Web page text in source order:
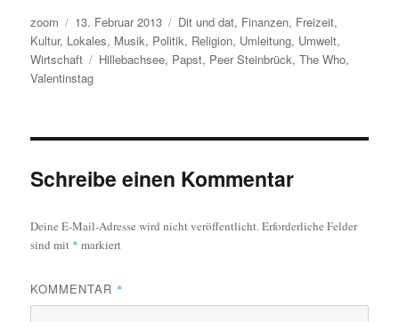
Autor
zoom
Veröffentlicht
am
13. Februar 2013 Kategorien
Dit und dat, Finanzen, Freizeit,
Kultur, Lokales, Musik, Politik, Religion, Umleitung, Umwelt,
Wirtschaft
Schlagwörter
Hillebachsee, Papst, Peer Steinbrück,The Who,
Valentinstag
Schreibe einen Kommentar
Deine E-Mail-Adresse wird nicht veröffentlicht.Erforderliche Felder
sind mit * markiert
KOMMENTAR *